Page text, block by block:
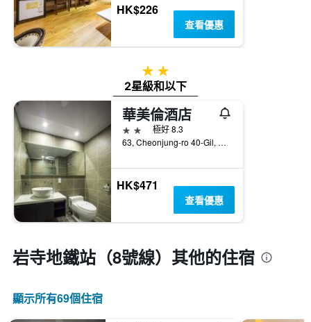
HK$226
查看優惠
2星級
2星級和以下
華美倫酒店
2星級
極好 8.3
63, Cheonjung-ro 40-Gil, Gangdong-gu, 首爾, 韓國
HK$471
查看優惠
岩寺地鐵站（8號線）​其他的住宿
顯示所有69​個住宿